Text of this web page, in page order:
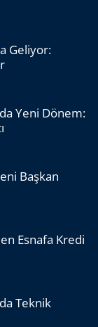
Geliyor:
Yeni Dönem:
Başkan
Esnafa Kredi
Teknik